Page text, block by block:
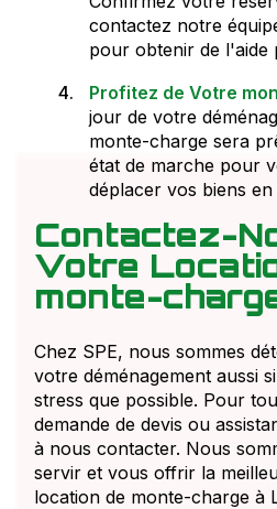
contactez notre
pour obtenir de l'aide
Profitez de Votre
jour de votre
monte-charge sera
état de marche pour
déplacer vos biens
Contactez-
Votre
monte-
Chez SPE, nous sommes
votre déménagement aussi
stress que possible. Pour
demande de devis ou
à nous contacter. Nous
servir et vous offrir la
location de monte-charge à